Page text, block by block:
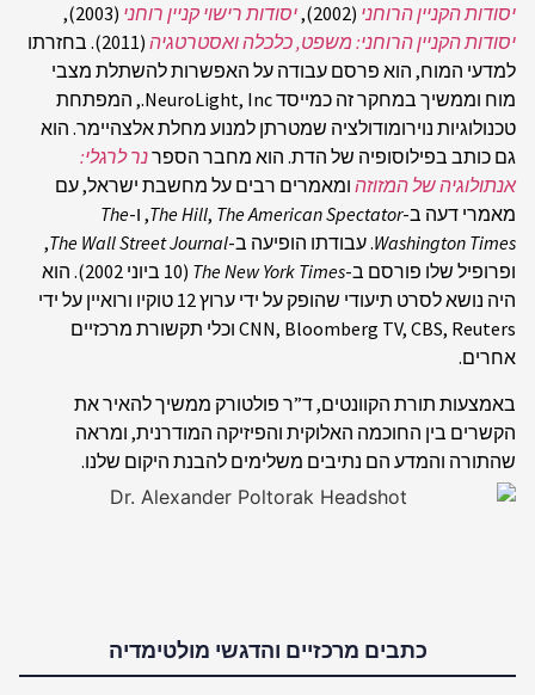
יסודות הקניין הרוחני (2002), יסודות רישוי קניין רוחני (2003),
יסודות הקניין הרוחני: משפט, כלכלה ואסטרטגיה
(2011). בחזרתו
למדעי המוח, הוא פרסם עבודה על האפשרות להשתלת מצבי
מוח וממשיך במחקר זה כמייסד NeuroLight, Inc., המפתחת
טכנולוגיות נוירומודולציה שמטרתן למנוע מחלת אלצהיימר. הוא
גם כותב בפילוסופיה של הדת. הוא מחבר הספרנרלרגלי:
אנתולוגיה של המזוזה ומאמרים רבים על מחשבת ישראל, עם
מאמרי דעה ב-
The Hill, The American Spectator , ו-The
Washington Times. עבודתו הופיעה ב-The Wall Street Journal
,
ופרופיל שלו פורסם ב-The New York Times
(10 ביוני 2002). הוא
היה נושא לסרט תיעודי שהופק על ידי ערוץ 12 טוקיו ורואיין על ידי
CNN, Bloomberg TV, CBS, Reuters וכלי תקשורת מרכזיים
אחרים.
באמצעות תורת הקוונטים, ד”ר פולטורק ממשיך להאיר את
הקשרים בין החוכמה האלוקית והפיזיקה המודרנית, ומראה
שהתורה והמדע הם נתיבים משלימים להבנת היקום שלנו.
כתבים מרכזיים והדגשי מולטימדיה